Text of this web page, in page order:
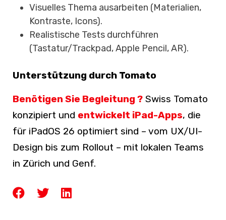
Visuelles Thema ausarbeiten (Materialien,
Kontraste, Icons).
Realistische Tests durchführen
(Tastatur/Trackpad, Apple Pencil, AR).
Unterstützung durch Tomato
Benötigen Sie Begleitung ? Swiss Tomato
konzipiert und entwickelt iPad-Apps, die
für iPadOS 26 optimiert sind – vom UX/UI-
Design bis zum Rollout – mit lokalen Teams
in Zürich und Genf.